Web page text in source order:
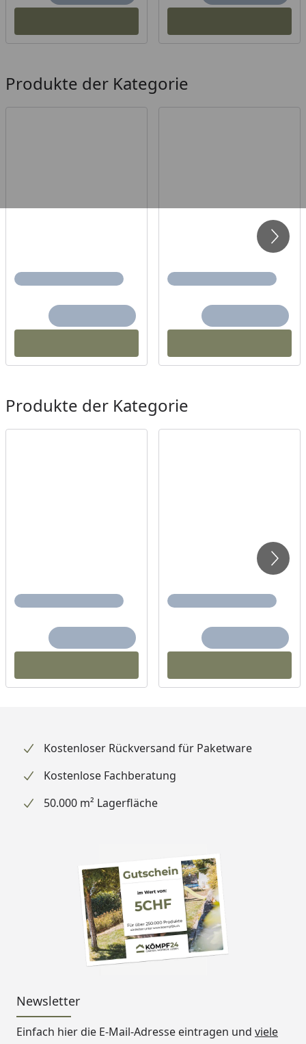
Produkte der Kategorie
Produkte der Kategorie
Kostenloser Rückversand für Paketware
Kostenlose Fachberatung
50.000 m² Lagerfläche
Newsletter
Einfach hier die E-Mail-Adresse eintragen und viele